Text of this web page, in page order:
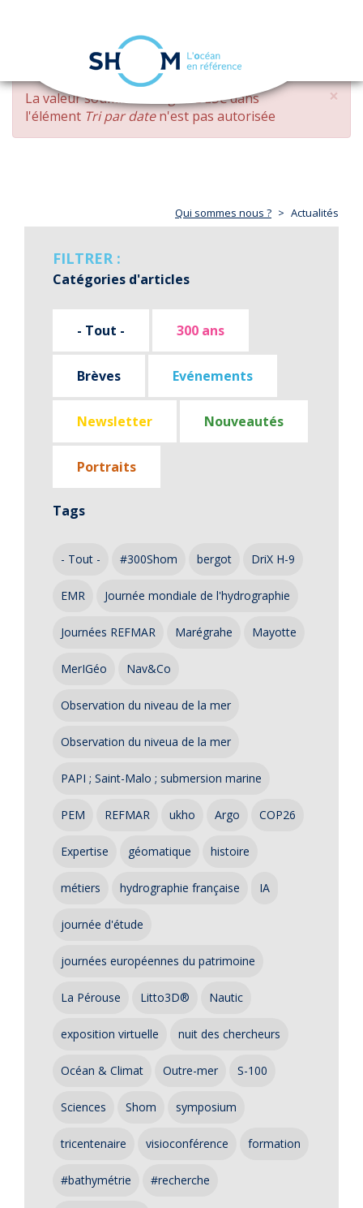
Aller
contenu
principal
navigation
×
MESSAGE
D'ERREUR
La valeur soumise changed DESCdans
l'élément Tri par daten'est pas autorisée
Qui sommes nous ? Actualités
FILTRER :
Catégories d'articles
- Tout - 300 ans
Brèves Evénements
Newsletter Nouveautés
Portraits
Tags
- Tout - #300Shom bergot DriX H-9
EMR Journée mondiale de l'hydrographie
Journées REFMAR Marégrahe Mayotte
MerIGéo Nav&Co
Observation du niveau de la mer
Observation du niveua de la mer
PAPI ; Saint-Malo ; submersion marine
PEM REFMAR ukho Argo COP26
Expertise géomatique histoire
métiers hydrographie française IA
journée d'étude
journées européennes du patrimoine
La Pérouse Litto3D® Nautic
exposition virtuelle nuit des chercheurs
Océan & Climat Outre-mer S-100
Sciences Shom symposium
tricentenaire visioconférence formation
#bathymétrie #recherche